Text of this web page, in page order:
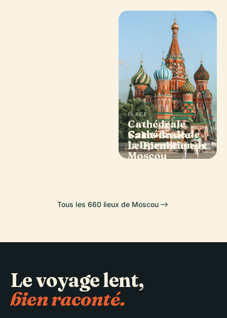
PLACE
Cathédrale
Saint-Basile-
Le-Bienheureux
PLACE
Cathédrale de
la Dormition de
Moscou
Tous les 660 lieux de Moscou
Le voyage lent,
bien raconté.